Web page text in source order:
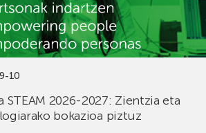
10
STEAM 2026-2027: Zientzia eta
bokazioa piztuz